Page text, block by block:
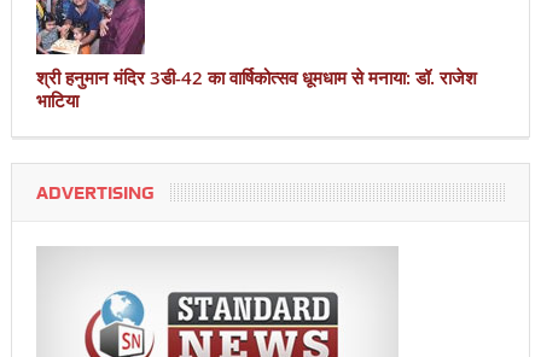
श्री हनुमान मंदिर 3डी-42 का वार्षिकोत्सव धूमधाम से मनाया: डॉ. राजेश
भाटिया
ADVERTISING